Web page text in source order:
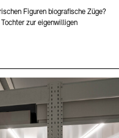
Figuren biografische Züge?
Tochter zur eigenwilligen